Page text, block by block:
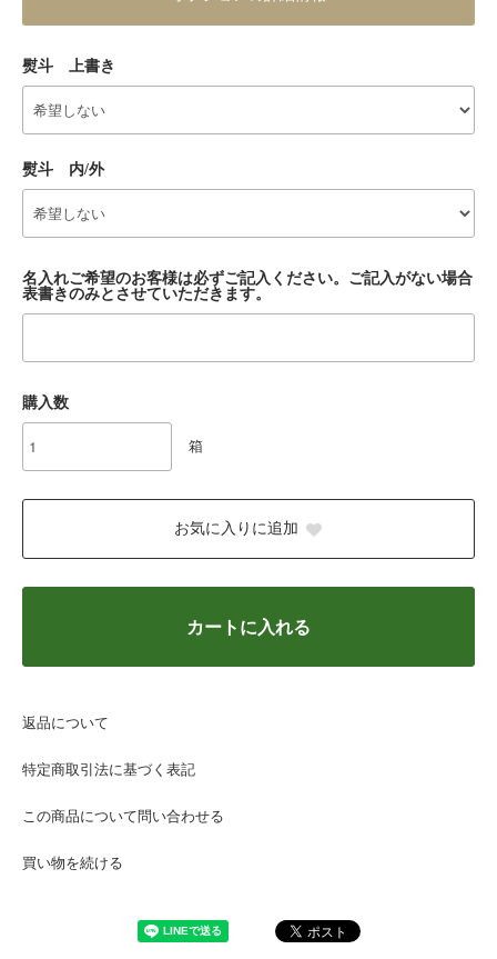
熨斗 上書き
熨斗 内/外
名入れご希望のお客様は必ずご記入ください。ご記入がない場合
表書きのみとさせていただきます。
購入数
箱
お気に入りに追加
カートに入れる
返品について
特定商取引法に基づく表記
この商品について問い合わせる
買い物を続ける